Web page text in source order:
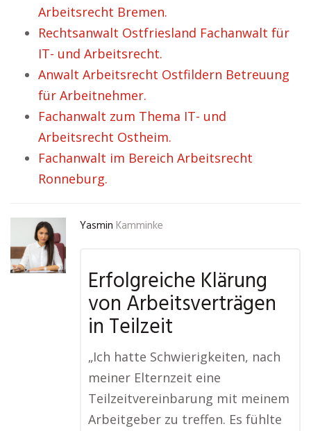
Arbeitsrecht Bremen.
Rechtsanwalt Ostfriesland Fachanwalt für
IT- und Arbeitsrecht.
Anwalt Arbeitsrecht Ostfildern Betreuung
für Arbeitnehmer.
Fachanwalt zum Thema IT- und
Arbeitsrecht Ostheim.
Fachanwalt im Bereich Arbeitsrecht
Ronneburg.
Yasmin Kamminke
Erfolgreiche Klärung
von Arbeitsverträgen
in Teilzeit
„Ich hatte Schwierigkeiten, nach
meiner Elternzeit eine
Teilzeitvereinbarung mit meinem
Arbeitgeber zu treffen. Es fühlte